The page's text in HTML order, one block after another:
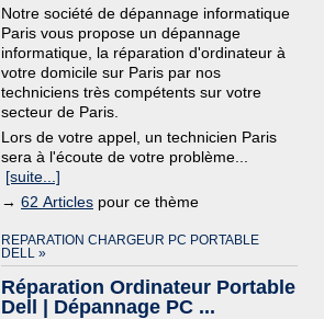
Notre société de dépannage informatique
Paris vous propose un dépannage
informatique, la réparation d'ordinateur à
votre domicile sur Paris par nos
techniciens très compétents sur votre
secteur de Paris.
Lors de votre appel, un technicien Paris
sera à l'écoute de votre problème...
[suite...]
→ 62 Articles pour ce thème
REPARATION CHARGEUR PC PORTABLE
DELL »
Réparation Ordinateur Portable
Dell | Dépannage PC ...